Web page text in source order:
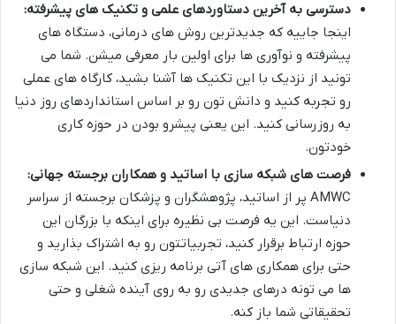
دسترسی به آخرین دستاوردهای علمی و تکنیک های پیشرفته:
اینجا جاییه که جدیدترین روش های درمانی، دستگاه های
پیشرفته و نوآوری ها برای اولین بار معرفی میشن. شما می
تونید از نزدیک با این تکنیک ها آشنا بشید، کارگاه های عملی
رو تجربه کنید و دانش تون رو بر اساس استانداردهای روز دنیا
به روزرسانی کنید. این یعنی پیشرو بودن در حوزه کاری
خودتون.
فرصت های شبکه سازی با اساتید و همکاران برجسته جهانی:
AMWC پر از اساتید، پژوهشگران و پزشکان برجسته از سراسر
دنیاست. این یه فرصت بی نظیره برای اینکه با بزرگان این
حوزه ارتباط برقرار کنید، تجربیاتتون رو به اشتراک بذارید و
حتی برای همکاری های آتی برنامه ریزی کنید. این شبکه سازی
ها می تونه درهای جدیدی رو به روی آینده شغلی و حتی
تحقیقاتی شما باز کنه.